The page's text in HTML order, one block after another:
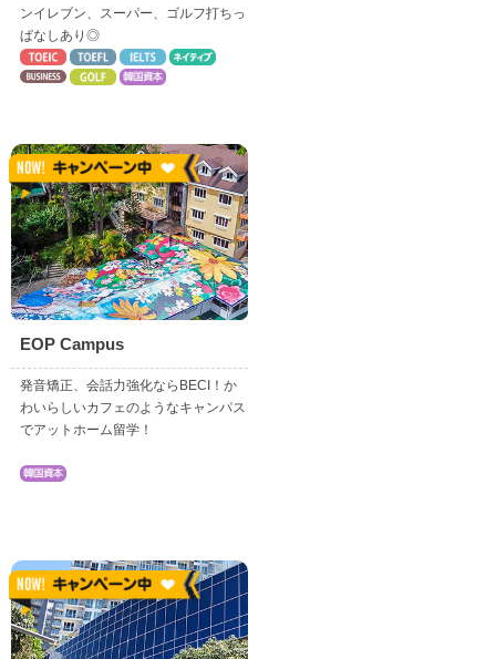
ンイレブン、スーパー、ゴルフ打ちっ
ぱなしあり◎
EOP Campus
発音矯正、会話力強化ならBECI！か
わいらしいカフェのようなキャンパス
でアットホーム留学！